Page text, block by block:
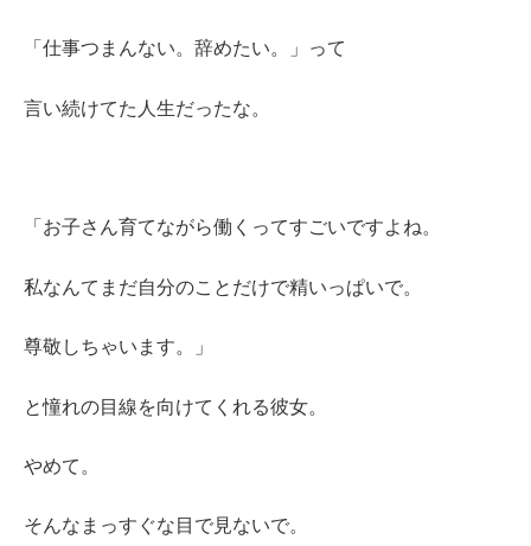
「仕事つまんない。辞めたい。」って
言い続けてた人生だったな。
「お子さん育てながら働くってすごいですよね。
私なんてまだ自分のことだけで精いっぱいで。
尊敬しちゃいます。」
と憧れの目線を向けてくれる彼女。
やめて。
そんなまっすぐな目で見ないで。